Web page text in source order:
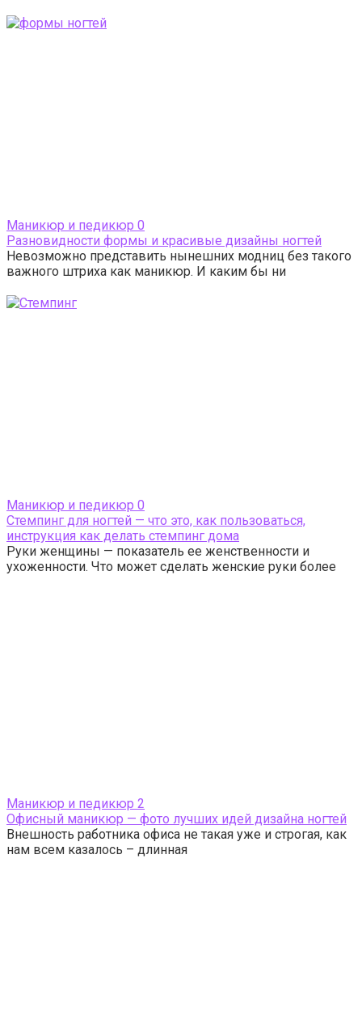
Маникюр и педикюр 0
Разновидности формы и красивые дизайны ногтей
Невозможно представить нынешних модниц без такого
важного штриха как маникюр. И каким бы ни
Маникюр и педикюр 0
Стемпинг для ногтей — что это, как пользоваться,
инструкция как делать стемпинг дома
Руки женщины — показатель ее женственности и
ухоженности. Что может сделать женские руки более
Маникюр и педикюр 2
Офисный маникюр — фото лучших идей дизайна ногтей
Внешность работника офиса не такая уже и строгая, как
нам всем казалось – длинная